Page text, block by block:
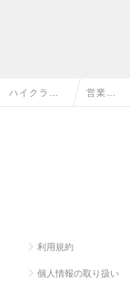
ハイクラス 営業系
利用規約
個人情報の取り扱い